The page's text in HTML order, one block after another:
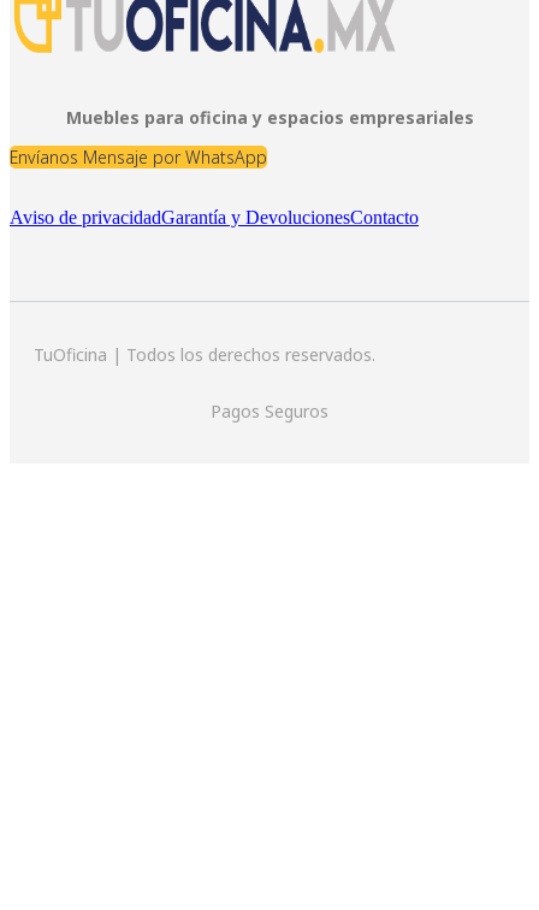
Muebles para oficina y espacios empresariales
Envíanos Mensaje por WhatsApp
Aviso de privacidadGarantía y DevolucionesContacto
TuOficina | Todos los derechos reservados.
Pagos Seguros